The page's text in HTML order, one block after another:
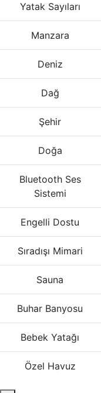
Yatak Sayıları
Manzara
Deniz
Dağ
Şehir
Doğa
Bluetooth Ses
Sistemi
Engelli Dostu
Sıradışı Mimari
Sauna
Buhar Banyosu
Bebek Yatağı
Özel Havuz